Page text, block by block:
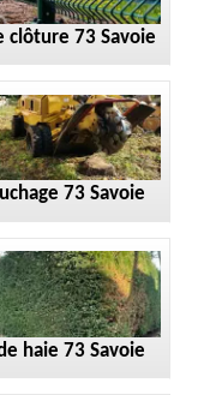
clôture 73 Savoie
73 Savoie
haie 73 Savoie